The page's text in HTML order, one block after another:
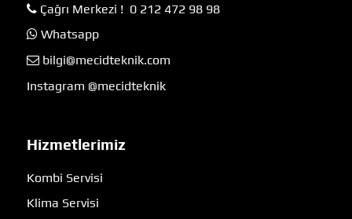
Çağrı Merkezi ! 0 212 472 98 98
Whatsapp
bilgi@mecidteknik.com
Instagram @mecidteknik
Hizmetlerimiz
Kombi Servisi
Klima Servisi